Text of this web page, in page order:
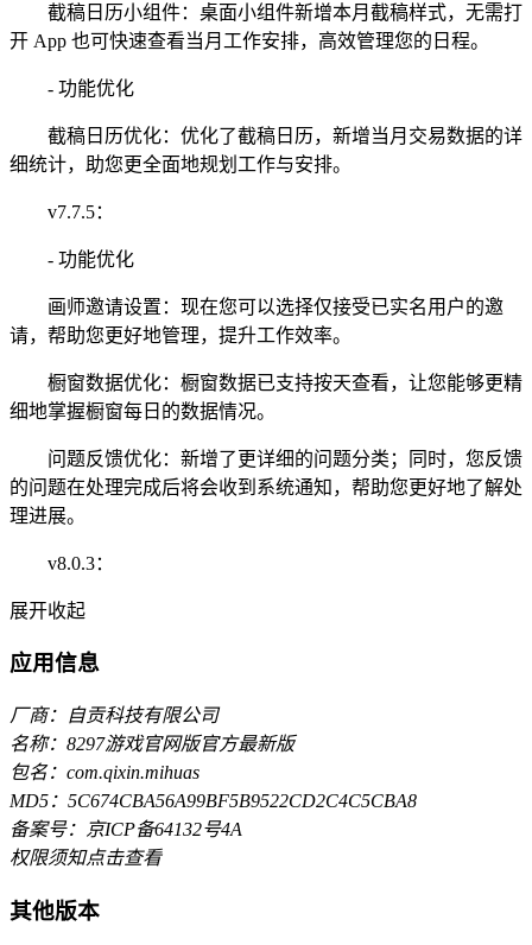
截稿日历小组件：桌面小组件新增本月截稿样式，无需打
开 App 也可快速查看当月工作安排，高效管理您的日程。
- 功能优化
截稿日历优化：优化了截稿日历，新增当月交易数据的详
细统计，助您更全面地规划工作与安排。
v7.7.5：
- 功能优化
画师邀请设置：现在您可以选择仅接受已实名用户的邀
请，帮助您更好地管理，提升工作效率。
橱窗数据优化：橱窗数据已支持按天查看，让您能够更精
细地掌握橱窗每日的数据情况。
问题反馈优化：新增了更详细的问题分类；同时，您反馈
的问题在处理完成后将会收到系统通知，帮助您更好地了解处
理进展。
v8.0.3：
展开收起
应用信息
厂商：自贡科技有限公司
名称：8297游戏官网版官方最新版
包名：com.qixin.mihuas
MD5：5C674CBA56A99BF5B9522CD2C4C5CBA8
备案号：京ICP备64132号4A
权限须知点击查看
其他版本